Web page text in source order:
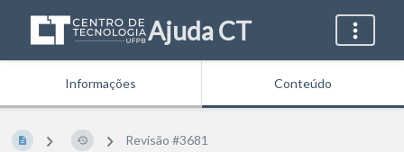
Ajuda CT
Informações Conteúdo
Revisão #3681